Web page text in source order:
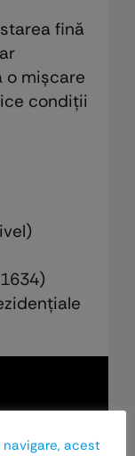
fină
o mișcare
condiții
acest